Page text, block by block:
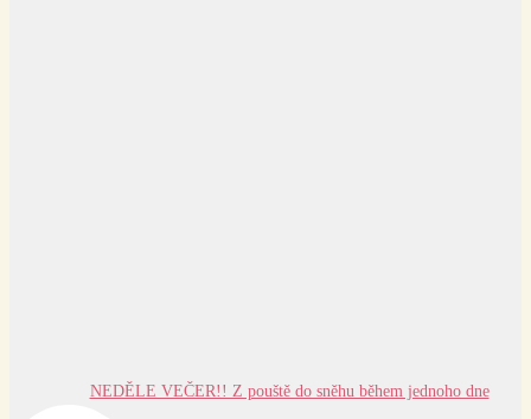
NEDĚLE VEČER!! Z pouště do sněhu během jednoho dne